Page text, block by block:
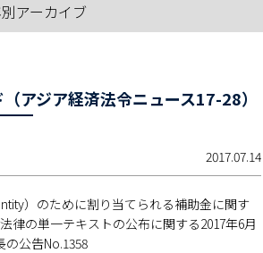
アーカイブ
アジア経済法令ニュース17-28）
2017.07.14
）のために割り当てられる補助金に関す
律の単一テキストの公布に関する2017年6月
の公告No.1358